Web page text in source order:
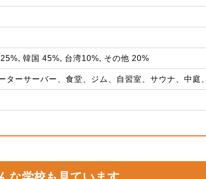
25%, 韓国 45%, 台湾10%, その他 20%
ターサーバー、食堂、ジム、自習室、サウナ、中